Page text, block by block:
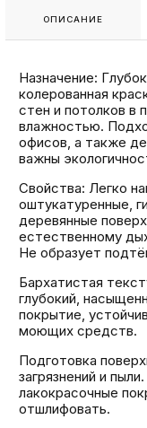
ОПИСАНИЕ
Назначение:
колерованная
стен и потолков в
влажностью.
офисов, а также
важны
Свойства: Легко
оштукатуренные,
деревянные
естественному
Не образует
Бархатистая
глубокий,
покрытие,
моющих средств.
Подготовка
загрязнений и
лакокрасочные
отшлифовать.